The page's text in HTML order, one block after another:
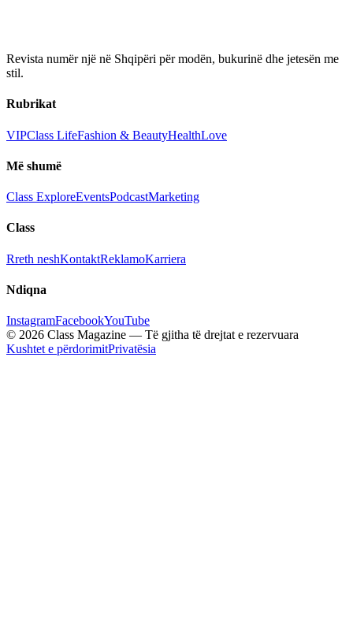
Revista numër një në Shqipëri për modën, bukurinë dhe jetesën me
stil.
Rubrikat
VIPClass LifeFashion & BeautyHealthLove
Më shumë
Class ExploreEventsPodcastMarketing
Class
Rreth neshKontaktReklamoKarriera
Ndiqna
InstagramFacebookYouTube
© 2026 Class Magazine — Të gjitha të drejtat e rezervuara
Kushtet e përdorimitPrivatësia